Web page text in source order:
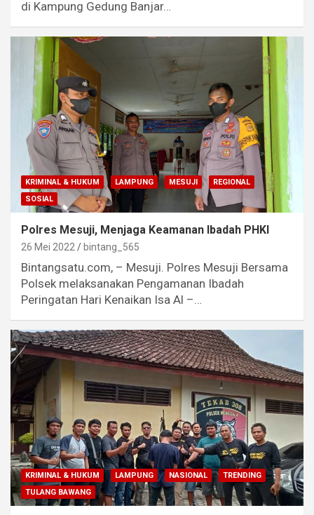
di Kampung Gedung Banjar…
KRIMINAL & HUKUM LAMPUNG MESUJI
REGIONAL
SOSIAL
Polres Mesuji, Menjaga Keamanan Ibadah PHKI
26 Mei 2022 bintang_565
Bintangsatu.com, – Mesuji. Polres Mesuji Bersama
Polsek melaksanakan Pengamanan Ibadah
Peringatan Hari Kenaikan Isa Al –…
KRIMINAL & HUKUM LAMPUNG NASIONAL
TRENDING
TULANG BAWANG